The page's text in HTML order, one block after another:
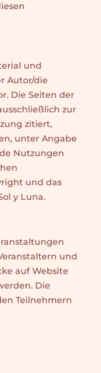
und
Autor/die
Die Seiten der
zur
zitiert,
unter Angabe
Nutzungen
und das
y Luna.
und
auf Website
Die
Teilnehmern